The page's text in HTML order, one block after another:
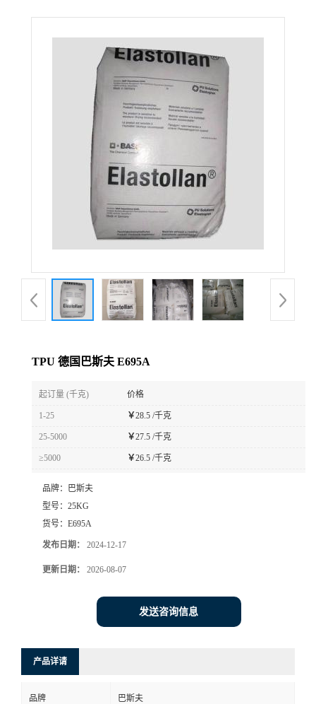
TPU 德国巴斯夫 E695A
起订量 (千克) 价格
1-25 ￥28.5 /千克
25-5000 ￥27.5 /千克
≥5000 ￥26.5 /千克
品牌：
巴斯夫
型号： 25KG
货号： E695A
发布日期： 2024-12-17
更新日期： 2026-08-07
发送咨询信息
产品详请
品牌 巴斯夫